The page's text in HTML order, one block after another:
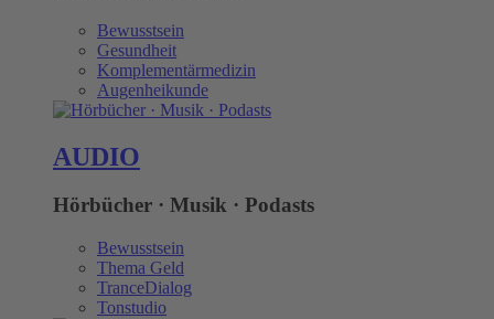
Bewusstsein
Gesundheit
Komplementärmedizin
Augenheikunde
AUDIO
Hörbücher · Musik · Podasts
Bewusstsein
Thema Geld
TranceDialog
Tonstudio